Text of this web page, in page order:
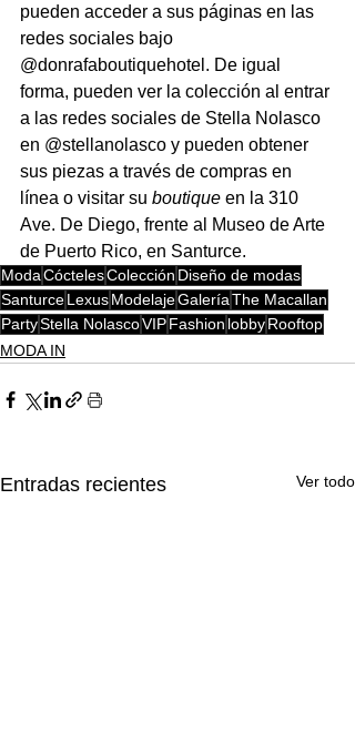
pueden acceder a sus páginas en las
redes sociales bajo
@donrafaboutiquehotel. De igual
forma, pueden ver la colección al entrar
a las redes sociales de Stella Nolasco
en @stellanolasco y pueden obtener
sus piezas a través de compras en
línea o visitar su boutique en la 310
Ave. De Diego, frente al Museo de Arte
de Puerto Rico, en Santurce.
ModaCóctelesColección Diseño de modas
SanturceLexusModelajeGaleríaThe Macallan
PartyStella NolascoVIPFashion lobbyRooftop
MODA IN
Entradas recientes Ver todo